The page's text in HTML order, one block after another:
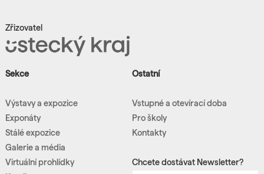
Zřizovatel
Sekce
Výstavy a expozice
Exponáty
Stálé expozice
Galerie a média
Virtuální prohlídky
Ostatní
Vstupné a otevírací doba
Pro školy
Kontakty
Chcete dostávat Newsletter?